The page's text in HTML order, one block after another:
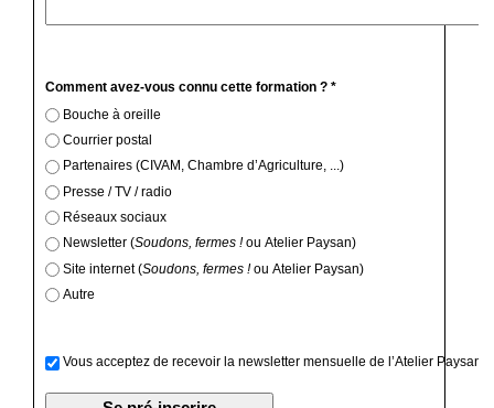
Comment avez-vous connu cette formation ? *
Bouche à oreille
Courrier postal
Partenaires (CIVAM, Chambre d’Agriculture, ...)
Presse / TV / radio
Réseaux sociaux
Newsletter (Soudons, fermes !ou Atelier Paysan)
Site internet (Soudons, fermes !ou Atelier Paysan)
Autre
Vous acceptez de recevoir la newsletter mensuelle de l’Atelier Paysan